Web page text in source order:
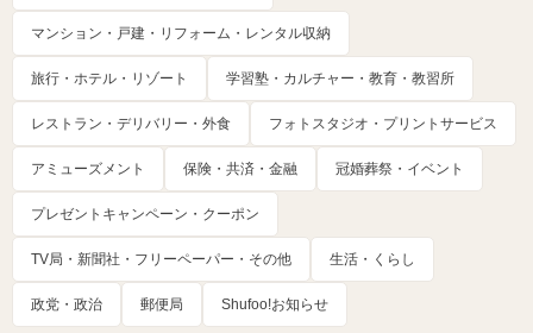
マンション・戸建・リフォーム・レンタル収納
旅行・ホテル・リゾート 学習塾・カルチャー・教育・教習所
レストラン・デリバリー・外食 フォトスタジオ・プリントサービス
アミューズメント 保険・共済・金融 冠婚葬祭・イベント
プレゼントキャンペーン・クーポン
TV局・新聞社・フリーペーパー・その他 生活・くらし
政党・政治 郵便局 Shufoo!お知らせ